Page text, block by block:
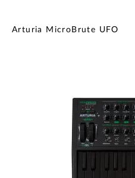
Arturia MicroBrute UFO